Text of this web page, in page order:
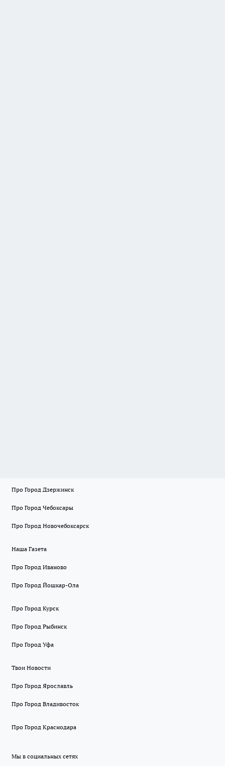
Про Город Дзержинск
Про Город Чебоксары
Про Город Новочебоксарск
Наша Газета
Про Город Иваново
Про Город Йошкар-Ола
Про Город Курск
Про Город Рыбинск
Про Город Уфа
Твои Новости
Про Город Ярославль
Про Город Владивосток
Про Город Краснодара
Мы в социальных сетях